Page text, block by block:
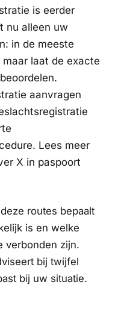
is eerder
nu alleen uw
in de meeste
laat de exacte
aanvragen
Lees meer
X in paspoort
routes bepaalt
is en welke
verbonden zijn.
bij twijfel
bij uw situatie.